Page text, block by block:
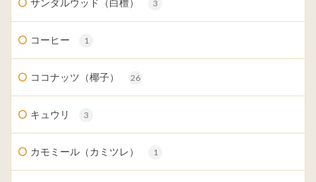
サンダルウッド（白檀） 3
コーヒー 1
ココナッツ（椰子） 26
キュウリ 3
カモミール（カミツレ） 1